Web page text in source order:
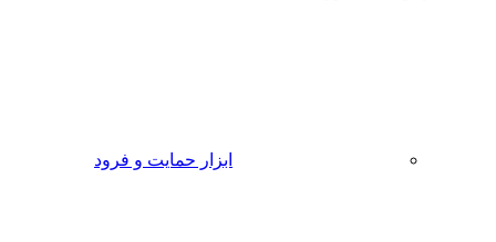
ابزار حمایت و فرود